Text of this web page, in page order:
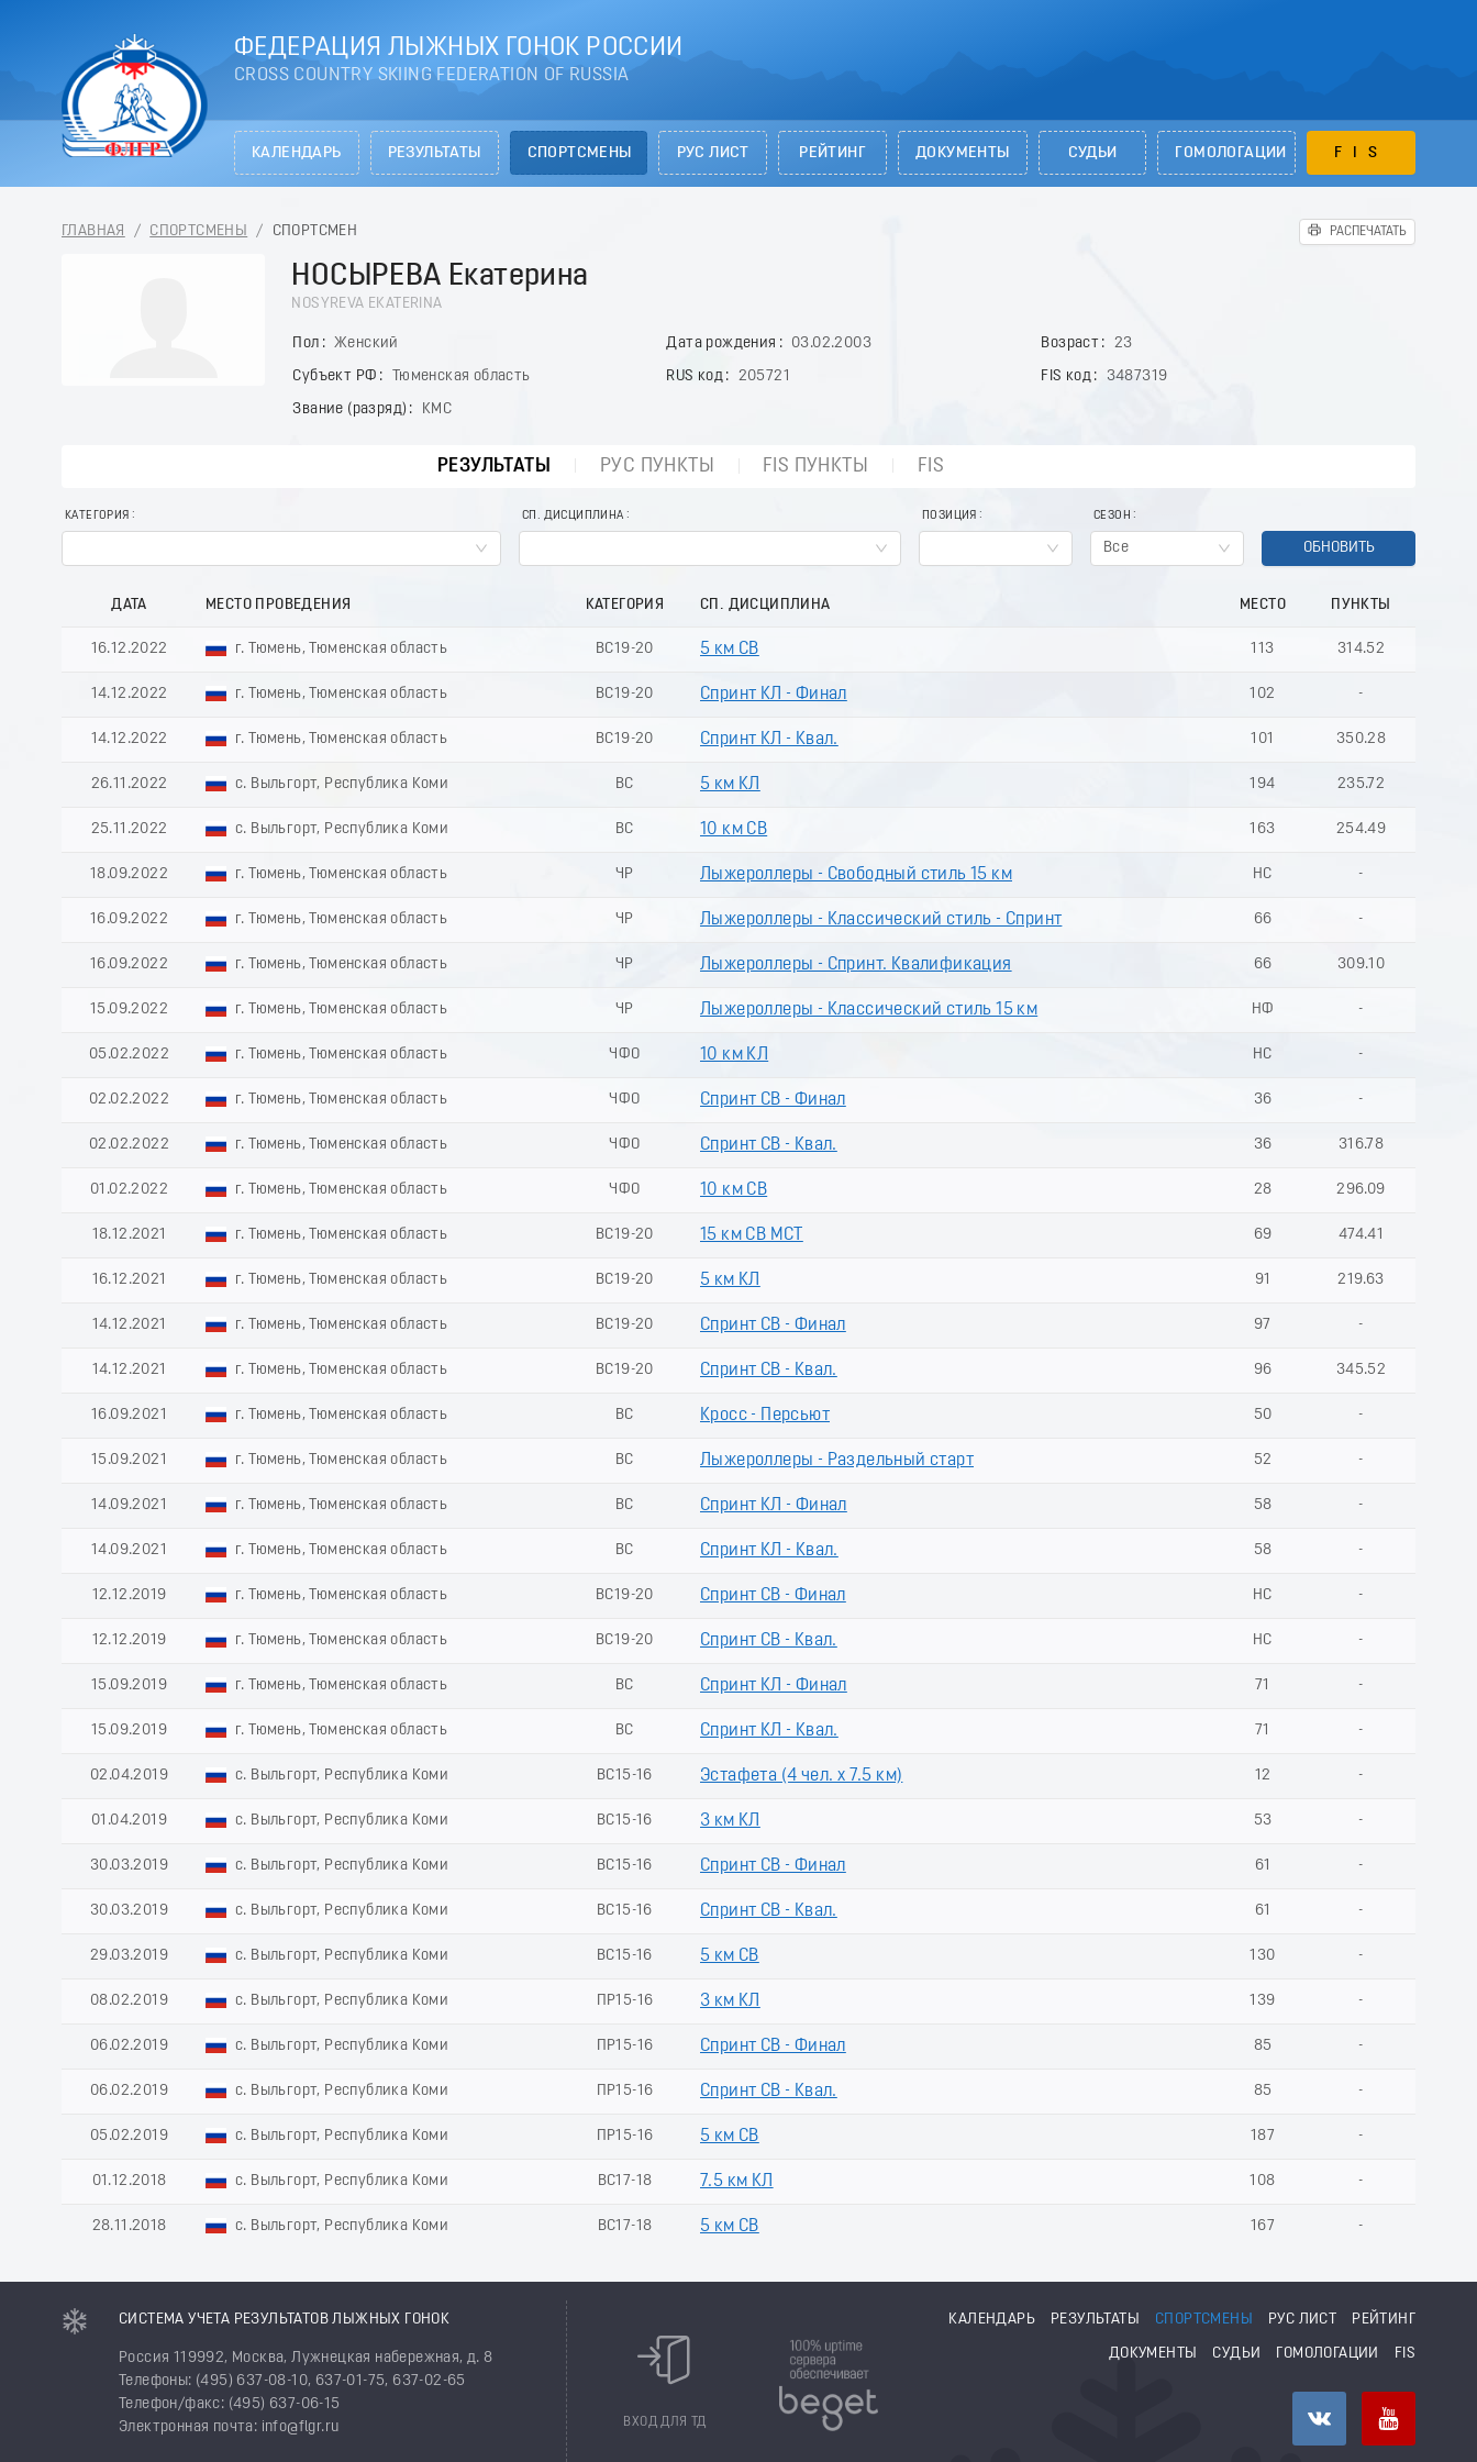
ФЕДЕРАЦИЯ ЛЫЖНЫХ ГОНОК РОССИИ
CROSS COUNTRY SKIING FEDERATION OF RUSSIA
КАЛЕНДАРЬ РЕЗУЛЬТАТЫ СПОРТСМЕНЫ РУС ЛИСТ РЕЙТИНГ ДОКУМЕНТЫ СУДЬИ ГОМОЛОГАЦИИ FIS
ГЛАВНАЯ / СПОРТСМЕНЫ / СПОРТСМЕН РАСПЕЧАТАТЬ
НОСЫРЕВА Екатерина
NOSYREVA EKATERINA
Пол Женский Дата рождения 03.02.2003 Возраст
23
Субъект РФ
Тюменская область RUS код 205721 FIS код
3487319
Звание (разряд)
КМС
РЕЗУЛЬТАТЫ РУС ПУНКТЫ FIS ПУНКТЫ FIS
КАТЕГОРИЯ СП. ДИСЦИПЛИНА ПОЗИЦИЯ СЕЗОН
Все ОБНОВИТЬ
ДАТА МЕСТО ПРОВЕДЕНИЯ КАТЕГОРИЯ СП. ДИСЦИПЛИНА МЕСТО ПУНКТЫ
16.12.2022 г. Тюмень, Тюменская область ВС19-20 5 км СВ 113 314.52
14.12.2022 г. Тюмень, Тюменская область ВС19-20 Спринт КЛ - Финал 102 -
14.12.2022 г. Тюмень, Тюменская область ВС19-20 Спринт КЛ - Квал. 101 350.28
26.11.2022 с. Выльгорт, Республика Коми ВС 5 км КЛ 194 235.72
25.11.2022 с. Выльгорт, Республика Коми ВС 10 км СВ 163 254.49
18.09.2022 г. Тюмень, Тюменская область ЧР Лыжероллеры - Свободный стиль 15 км НС -
16.09.2022 г. Тюмень, Тюменская область ЧР Лыжероллеры - Классический стиль - Спринт 66 -
16.09.2022 г. Тюмень, Тюменская область ЧР Лыжероллеры - Спринт. Квалификация 66 309.10
15.09.2022 г. Тюмень, Тюменская область ЧР Лыжероллеры - Классический стиль 15 км НФ -
05.02.2022 г. Тюмень, Тюменская область ЧФО 10 км КЛ НС -
02.02.2022 г. Тюмень, Тюменская область ЧФО Спринт СВ - Финал 36 -
02.02.2022 г. Тюмень, Тюменская область ЧФО Спринт СВ - Квал. 36 316.78
01.02.2022 г. Тюмень, Тюменская область ЧФО 10 км СВ 28 296.09
18.12.2021 г. Тюмень, Тюменская область ВС19-20 15 км СВ МСТ 69 474.41
16.12.2021 г. Тюмень, Тюменская область ВС19-20 5 км КЛ 91 219.63
14.12.2021 г. Тюмень, Тюменская область ВС19-20 Спринт СВ - Финал 97 -
14.12.2021 г. Тюмень, Тюменская область ВС19-20 Спринт СВ - Квал. 96 345.52
16.09.2021 г. Тюмень, Тюменская область ВС Кросс - Персьют 50 -
15.09.2021 г. Тюмень, Тюменская область ВС Лыжероллеры - Раздельный старт 52 -
14.09.2021 г. Тюмень, Тюменская область ВС Спринт КЛ - Финал 58 -
14.09.2021 г. Тюмень, Тюменская область ВС Спринт КЛ - Квал. 58 -
12.12.2019 г. Тюмень, Тюменская область ВС19-20 Спринт СВ - Финал НС -
12.12.2019 г. Тюмень, Тюменская область ВС19-20 Спринт СВ - Квал. НС -
15.09.2019 г. Тюмень, Тюменская область ВС Спринт КЛ - Финал 71 -
15.09.2019 г. Тюмень, Тюменская область ВС Спринт КЛ - Квал. 71 -
02.04.2019 с. Выльгорт, Республика Коми ВС15-16 Эстафета (4 чел. х 7.5 км) 12 -
01.04.2019 с. Выльгорт, Республика Коми ВС15-16 3 км КЛ 53 -
30.03.2019 с. Выльгорт, Республика Коми ВС15-16 Спринт СВ - Финал 61 -
30.03.2019 с. Выльгорт, Республика Коми ВС15-16 Спринт СВ - Квал. 61 -
29.03.2019 с. Выльгорт, Республика Коми ВС15-16 5 км СВ 130 -
08.02.2019 с. Выльгорт, Республика Коми ПР15-16 3 км КЛ 139 -
06.02.2019 с. Выльгорт, Республика Коми ПР15-16 Спринт СВ - Финал 85 -
06.02.2019 с. Выльгорт, Республика Коми ПР15-16 Спринт СВ - Квал. 85 -
05.02.2019 с. Выльгорт, Республика Коми ПР15-16 5 км СВ 187 -
01.12.2018 с. Выльгорт, Республика Коми ВС17-18 7.5 км КЛ 108 -
28.11.2018 с. Выльгорт, Республика Коми ВС17-18 5 км СВ 167 -
СИСТЕМА УЧЕТА РЕЗУЛЬТАТОВ ЛЫЖНЫХ ГОНОК
Россия 119992, Москва, Лужнецкая набережная, д. 8
Телефоны: (495) 637-08-10, 637-01-75, 637-02-65
Телефон/факс: (495) 637-06-15
Электронная почта: info@flgr.ru
ВХОД ДЛЯ ТД
КАЛЕНДАРЬ РЕЗУЛЬТАТЫ СПОРТСМЕНЫ РУС ЛИСТ РЕЙТИНГ
ДОКУМЕНТЫ СУДЬИ ГОМОЛОГАЦИИ FIS